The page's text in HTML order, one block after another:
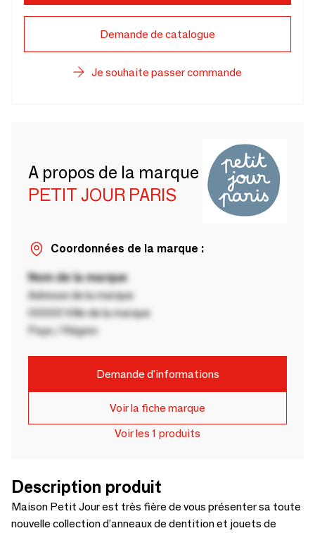
Demande de catalogue
Je souhaite passer commande
A propos de la marque
PETIT JOUR PARIS
Coordonnées de la marque :
Nom de la marque
Adresse de la marque
00000 Ville de la marque
Pays / Région
Demande d'informations
Voir la fiche marque
Voir les 1 produits
Description produit
Maison Petit Jour est très fière de vous présenter sa toute
nouvelle collection d’anneaux de dentition et jouets de